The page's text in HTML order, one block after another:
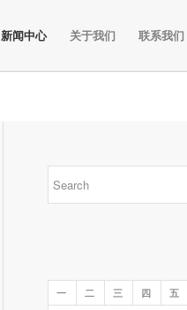
新闻中心 关于我们 联系我们
一 二 三 四 五